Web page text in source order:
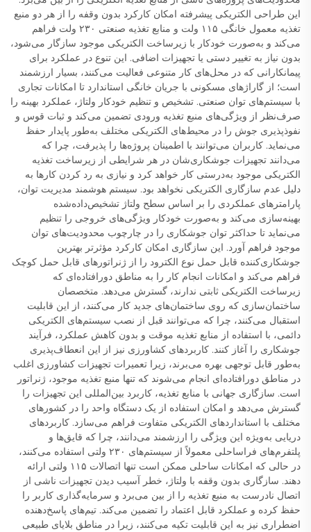
این طراحی الکتریکی پیشرفته امکان کارکرد بدون وقفه را از هر دو منبع
تغذیه معمول خانگی ۱۱۵ ولت و منابع تغذیه صنعتی ۲۳۰ ولت فراهم
می‌کند و به‌صورت خودکار با زیرساخت الکتریکی موجود سازگار می‌شود،
بدون نیاز به تغییر دستی یا تجهیزات اضافی. این تنوع در عملکرد برای
پیمانکارانی که در محل‌های کار متنوعی فعالیت می‌کنند، بسیار ارزشمند
است؛ از گاراژهای مسکونی با جریان خانگی استاندارد تا امکانات تجاری
با سیستم‌های توان صنعتی. تشخیص و تنظیم خودکار ولتاژ، عملکرد بهینه را
صرف‌نظر از ویژگی‌های منبع تغذیه ورودی تضمین می‌کند و ثبات قوس و
نفوذپذیری جوش را در محیط‌های الکتریکی مختلف به‌طور پایدار حفظ
می‌نماید. کاربران می‌توانند با اطمینان پروژه‌ها را پذیرفت، چرا که
می‌دانند تجهیزات جوشکاری‌شان در هر شرایطی از زیرساخت تغذیه
الکتریکی موجود به‌درستی کار خواهد کرد و نیازی به رد کردن کارها به
دلیل عدم سازگاری الکتریکی نخواهد بود. سیستم هوشمند مدیریت توان،
پارامترهای عملکردی را بر اساس سطح ولتاژ تشخیص‌داده‌شده
بهینه‌سازی می‌کند و به‌صورت خودکار ویژگی‌های خروجی را تنظیم
می‌نماید تا حداکثر توان جوشکاری را در چارچوب محدودیت‌های توان
موجود فراهم آورد. این سازگاری امکان کارکرد مؤثرتر بهترین
جوشکاری‌کننده قابل حمل نوع الکترود را از ژنراتورهای قابل حمل کوچک
فراهم می‌کند و امکانات انجام کار را به مناطق دورافتاده‌ای که
زیرساخت الکتریکی ثابتی ندارند، گسترش می‌دهد. متخصصان
ساختمان‌سازی که روی ساختمان‌های جدید کار می‌کنند، از این قابلیت
استقبال می‌کنند، چرا که می‌توانند قبل از نصب سیستم‌های الکتریکی
دائمی، با استفاده از منابع تغذیه موقت و بدون کاهش عملکرد، فرآیند
جوشکاری را آغاز کنند. کاربردهای کشاورزی نیز از این انعطاف‌پذیری
به‌طور قابل توجهی بهره می‌برند، زیرا تعمیرات تجهیزات کشاورزی اغلب
در مناطق دورافتاده‌ای انجام می‌شوند که تنها منبع تغذیه موجود، ژنراتور
است. سازگاری جهانی با منابع تغذیه، کاربرد بین‌المللی این تجهیزات را
گسترش می‌دهد و امکان استفاده از یک دستگاه واحد را در کشورهای
مختلف با استانداردهای الکتریکی متفاوت فراهم می‌سازد. کاربردهای
دریایی به‌ویژه این ویژگی را ارزشمند می‌دانند، چرا که قایق‌ها و
پلتفرم‌های فراساحلی معمولاً از سیستم‌های ۲۳۰ ولتی استفاده می‌کنند،
در حالی که امکانات ساحلی ممکن است تنها اتصالات ۱۱۵ ولتی ارائه
دهند. سازگاری بدون وقفه با ولتاژ، خطر آسیب دیدن تجهیزات ناشی از
اتصال نادرست به منبع تغذیه را از بین می‌برد و سرمایه‌گذاری کاربر را
حفظ کرده و عملکرد قابل اعتماد را تضمین می‌کند. تیم‌های پاسخ‌دهنده
اضطراری نیز به این قابلیت تکیه می‌کنند، زیرا در مناطق بلایای طبیعی